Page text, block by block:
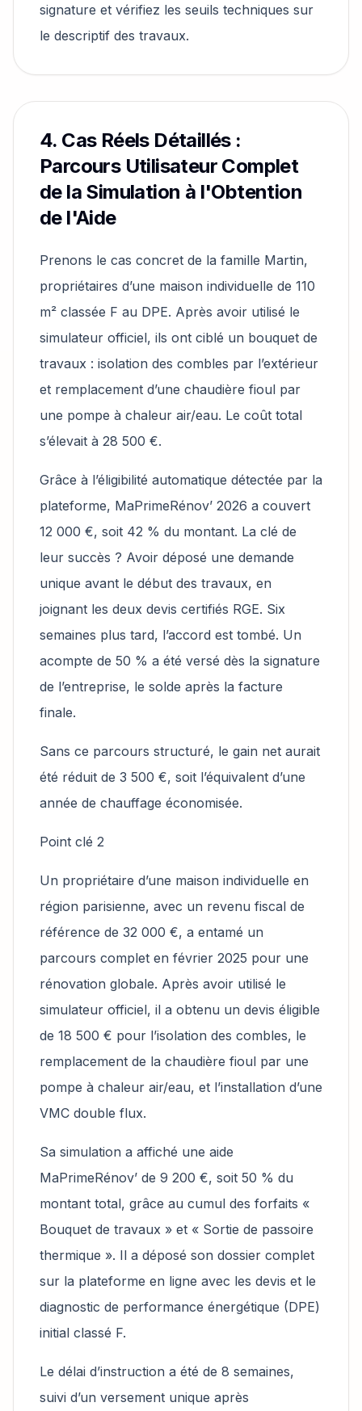
signature et vérifiez les seuils techniques sur
le descriptif des travaux.
4. Cas Réels Détaillés :
Parcours Utilisateur Complet
de la Simulation à l'Obtention
de l'Aide
Prenons le cas concret de la famille Martin,
propriétaires d’une maison individuelle de 110
m² classée F au DPE. Après avoir utilisé le
simulateur officiel, ils ont ciblé un bouquet de
travaux : isolation des combles par l’extérieur
et remplacement d’une chaudière fioul par
une pompe à chaleur air/eau. Le coût total
s’élevait à 28 500 €.
Grâce à l’éligibilité automatique détectée par la
plateforme, MaPrimeRénov’ 2026 a couvert
12 000 €, soit 42 % du montant. La clé de
leur succès ? Avoir déposé une demande
unique avant le début des travaux, en
joignant les deux devis certifiés RGE. Six
semaines plus tard, l’accord est tombé. Un
acompte de 50 % a été versé dès la signature
de l’entreprise, le solde après la facture
finale.
Sans ce parcours structuré, le gain net aurait
été réduit de 3 500 €, soit l’équivalent d’une
année de chauffage économisée.
Point clé 2
Un propriétaire d’une maison individuelle en
région parisienne, avec un revenu fiscal de
référence de 32 000 €, a entamé un
parcours complet en février 2025 pour une
rénovation globale. Après avoir utilisé le
simulateur officiel, il a obtenu un devis éligible
de 18 500 € pour l’isolation des combles, le
remplacement de la chaudière fioul par une
pompe à chaleur air/eau, et l’installation d’une
VMC double flux.
Sa simulation a affiché une aide
MaPrimeRénov’ de 9 200 €, soit 50 % du
montant total, grâce au cumul des forfaits «
Bouquet de travaux » et « Sortie de passoire
thermique ». Il a déposé son dossier complet
sur la plateforme en ligne avec les devis et le
diagnostic de performance énergétique (DPE)
initial classé F.
Le délai d’instruction a été de 8 semaines,
suivi d’un versement unique après